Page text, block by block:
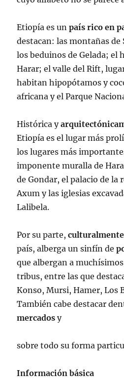
Etiopía es unpaís rico en
destacan: las montañas de
los beduinos de Gelada; el
Harar; el valle del Rift,
habitan hipopótamos y
africana y el Parque
Histórica y
Etiopía es el lugar más
los lugares más
imponente muralla de
de Gondar, el palacio de la
Axum y las iglesias
Lalibela.
Por su parte,culturalmente
país, alberga un sinfín de
que albergan a
tribus, entre las que
Konso, Mursi, Hamer, Los
También cabe destacar
mercados y
sobre todo su forma
Información básica